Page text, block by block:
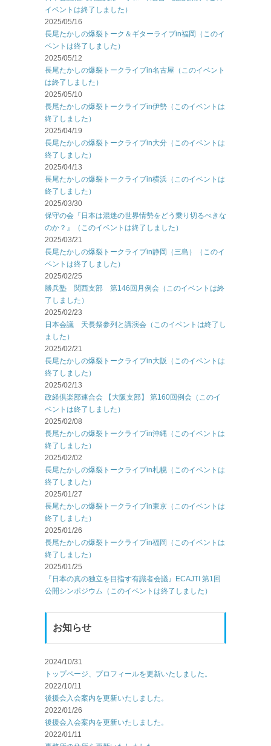
イベントは終了しました）
2025/05/16
長尾たかしの爆裂トーク＆ギターライブin福岡（このイ
ベントは終了しました）
2025/05/12
長尾たかしの爆裂トークライブin名古屋（このイベント
は終了しました）
2025/05/10
長尾たかしの爆裂トークライブin伊勢（このイベントは
終了しました）
2025/04/19
長尾たかしの爆裂トークライブin大分（このイベントは
終了しました）
2025/04/13
長尾たかしの爆裂トークライブin横浜（このイベントは
終了しました）
2025/03/30
保守の会『日本は混迷の世界情勢をどう乗り切るべきな
のか？』（このイベントは終了しました）
2025/03/21
長尾たかしの爆裂トークライブin静岡（三島）（このイ
ベントは終了しました）
2025/02/25
勝兵塾 関西支部 第146回月例会（このイベントは終
了しました）
2025/02/23
日本会議 天長祭参列と講演会（このイベントは終了し
ました）
2025/02/21
長尾たかしの爆裂トークライブin大阪（このイベントは
終了しました）
2025/02/13
政経倶楽部連合会 【大阪支部】 第160回例会（このイ
ベントは終了しました）
2025/02/08
長尾たかしの爆裂トークライブin沖縄（このイベントは
終了しました）
2025/02/02
長尾たかしの爆裂トークライブin札幌（このイベントは
終了しました）
2025/01/27
長尾たかしの爆裂トークライブin東京（このイベントは
終了しました）
2025/01/26
長尾たかしの爆裂トークライブin福岡（このイベントは
終了しました）
2025/01/25
『日本の真の独立を目指す有識者会議』ECAJTI 第1回
公開シンポジウム（このイベントは終了しました）
お知らせ
2024/10/31
トップページ、プロフィールを更新いたしました。
2022/10/11
後援会入会案内を更新いたしました。
2022/01/26
後援会入会案内を更新いたしました。
2022/01/11